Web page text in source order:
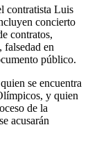
contratista Luis
concierto
contratos,
falsedad en
público.
se encuentra
y quien
de la
acusarán